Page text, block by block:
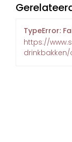
TypeError:
https://